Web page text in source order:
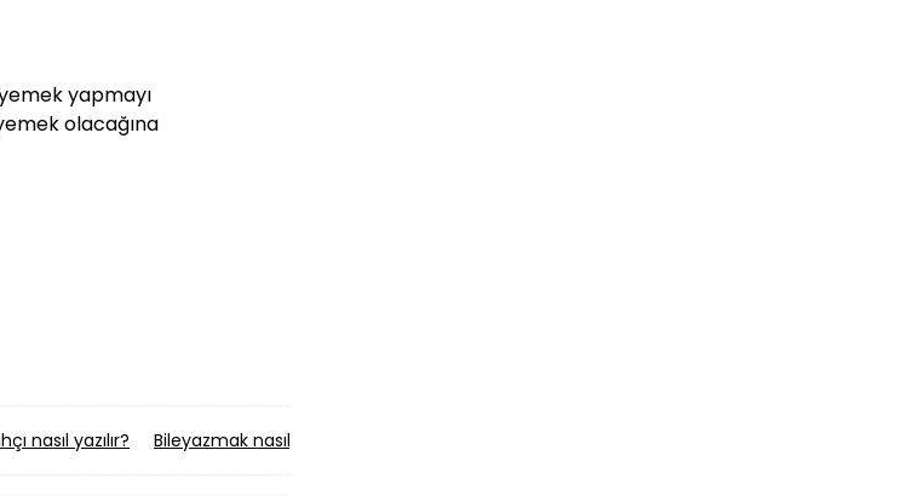
yapmayı
olacağına
nasıl yazılır? Bileyazmak nasıl yazılır?